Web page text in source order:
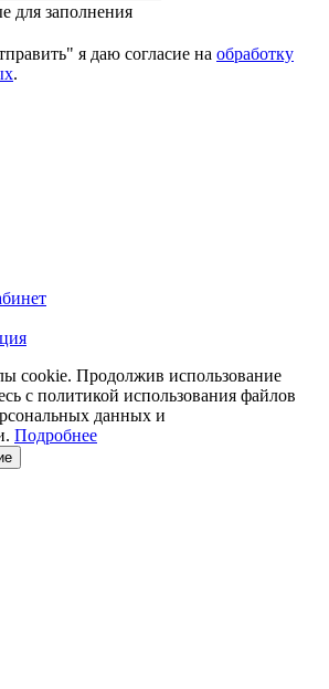
для заполнения
я даю согласие на обработку
.
cookie. Продолжив использование
с политикой использования файлов
данных и
Подробнее